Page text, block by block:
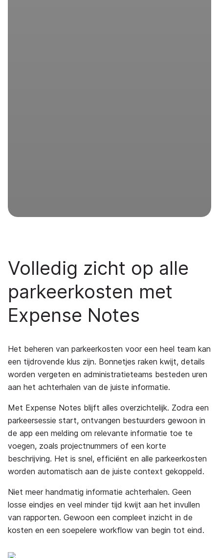
Volledig zicht op alle
parkeerkosten met
Expense Notes
Het beheren van parkeerkosten voor een heel team kan
een tijdrovende klus zijn. Bonnetjes raken kwijt, details
worden vergeten en administratieteams besteden uren
aan het achterhalen van de juiste informatie.
Met Expense Notes blijft alles overzichtelijk. Zodra een
parkeersessie start, ontvangen bestuurders gewoon in
de app een melding om relevante informatie toe te
voegen, zoals projectnummers of een korte
beschrijving. Het is snel, efficiënt en alle parkeerkosten
worden automatisch aan de juiste context gekoppeld.
Niet meer handmatig informatie achterhalen. Geen
losse eindjes en veel minder tijd kwijt aan het invullen
van rapporten. Gewoon een compleet inzicht in de
kosten en een soepelere workflow van begin tot eind.